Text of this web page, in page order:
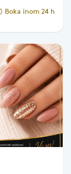
Boka inom 24 h